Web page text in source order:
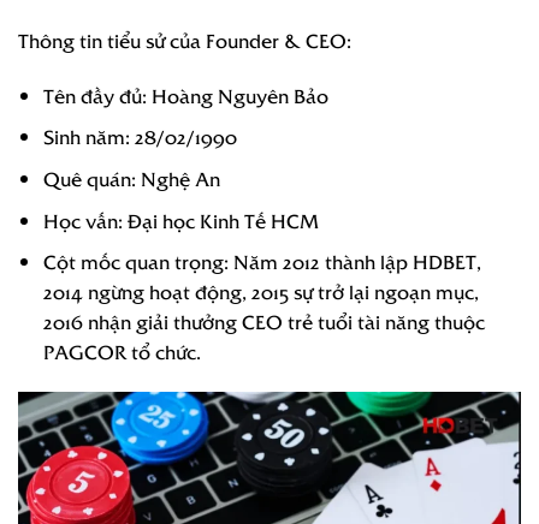
Thông tin tiểu sử của Founder & CEO:
Tên đầy đủ: Hoàng Nguyên Bảo
Sinh năm: 28/02/1990
Quê quán: Nghệ An
Học vấn: Đại học Kinh Tế HCM
Cột mốc quan trọng: Năm 2012 thành lập HDBET,
2014 ngừng hoạt động, 2015 sự trở lại ngoạn mục,
2016 nhận giải thưởng CEO trẻ tuổi tài năng thuộc
PAGCOR tổ chức.